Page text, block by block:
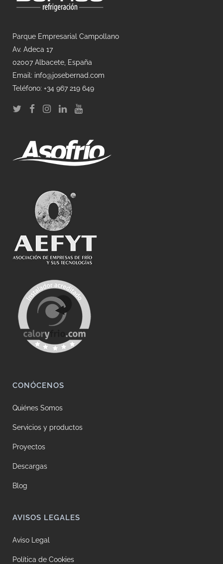
Parque Empresarial Campollano
Av. Adeca 17
02007 Albacete, España
Email: info@josebernad.com
Teléfono: +34 967 219 649
CONÓCENOS
Quiénes Somos
Servicios y productos
Proyectos
Descargas
Blog
AVISOS LEGALES
Aviso Legal
Política de Cookies